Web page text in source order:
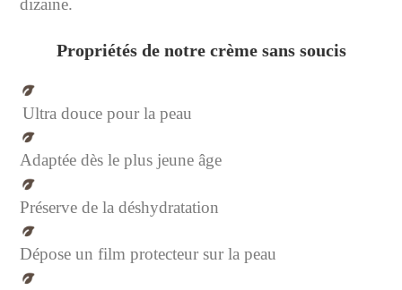
dizaine.
Propriétés de notre crème sans soucis
Ultra douce pour la peau
Adaptée dès le plus jeune âge
Préserve de la déshydratation
Dépose un film protecteur sur la peau